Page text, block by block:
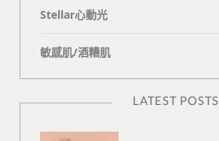
Stellar心動光
敏感肌/酒糟肌
LATEST POSTS